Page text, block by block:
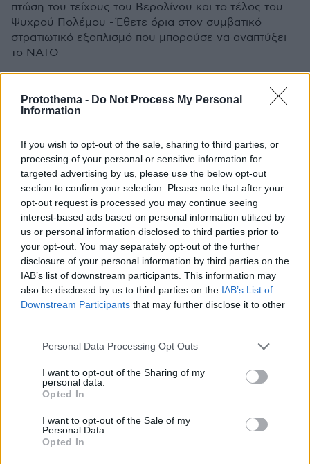
Protothema - Do Not Process My Personal
Information
If you wish to opt-out of the sale, sharing to third parties, or
processing of your personal or sensitive information for
targeted advertising by us, please use the below opt-out
section to confirm your selection. Please note that after your
opt-out request is processed you may continue seeing
interest-based ads based on personal information utilized by
us or personal information disclosed to third parties prior to
your opt-out. You may separately opt-out of the further
disclosure of your personal information by third parties on the
IAB’s list of downstream participants. This information may
also be disclosed by us to third parties on the IAB’s List of
Downstream Participants that may further disclose it to other
Please note that this website/app uses one or more Google
not limited to your visit or usage behaviour. You may click to
grant or deny consent to Google and its third-party tags to
use your data for below specified purposes in below Google
consent section.
Personal Data Processing Opt Outs
I want to opt-out of the Sharing of my
personal data.
Opted In
I want to opt-out of the Sale of my
Personal Data.
Opted In
πτώση του τείχους του Βερολίνου και το τέλος του
Ψυχρού Πολέμου - Έθετε όρια στον συμβατικό
στρατιωτικό εξοπλισμό που μπορούσε να αναπτύξει
το ΝΑΤΟ
προστασία των ωκεανών
H συνθήκη πρέπει να επικυρωθεί από τουλάχιστον 60
21.09.2023, 05:37